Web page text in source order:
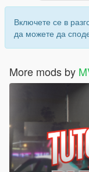
Включете се в
да можете да
More mods by